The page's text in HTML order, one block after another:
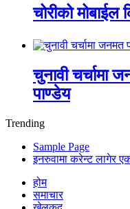
चोरीको
चुनावी चर्चामा
पाण्डेय
Trending
Sample Page
इनरुवामा करेन्ट लागेर
होम
समाचार